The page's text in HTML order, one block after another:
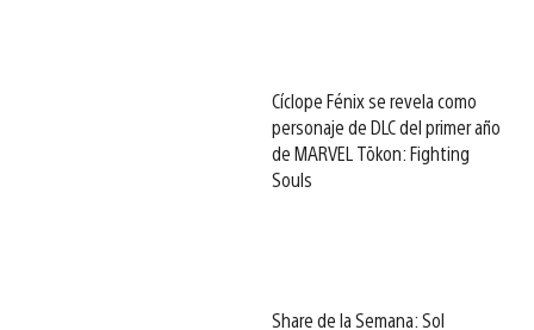
Cíclope Fénix se revela como
personaje de DLC del primer año
de MARVEL Tōkon: Fighting
Souls
Share de la Semana: Sol